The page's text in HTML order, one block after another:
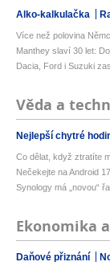
Alko-kalkulačka
Více než polovina
Manthey slaví 30 let:
Dacia, Ford i Suzuki
Věda a
Nejlepší chytré
Co dělat, když ztratíte
Nečekejte na Android
Synology má „novou“
Ekonomika
Daňové přiznání